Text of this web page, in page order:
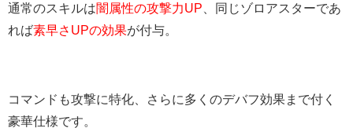
通常のスキルは闇属性の攻撃力UP 、同じゾロアスターであ
れば素早さUPの効果が付与。
コマンドも攻撃に特化、さらに多くのデバフ効果まで付く
豪華仕様です。